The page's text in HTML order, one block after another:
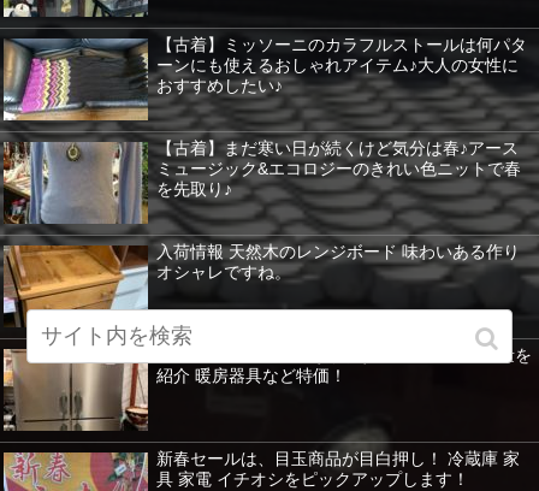
【古着】ミッソーニのカラフルストールは何パタ
ーンにも使えるおしゃれアイテム♪大人の女性に
おすすめしたい♪
【古着】まだ寒い日が続くけど気分は春♪アース
ミュージック&エコロジーのきれい色ニットで春
を先取り♪
入荷情報 天然木のレンジボード 味わいある作り
オシャレですね。
業務用冷凍冷蔵庫もあります。ホシザキ 大容量を
紹介 暖房器具など特価！
新春セールは、目玉商品が目白押し！ 冷蔵庫 家
具 家電 イチオシをピックアップします！